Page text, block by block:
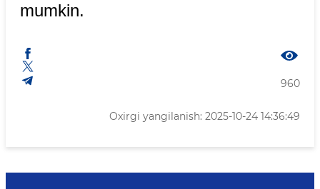
mumkin.
960
Oxirgi yangilanish: 2025-10-24 14:36:49